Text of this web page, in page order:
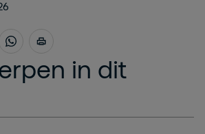
in dit